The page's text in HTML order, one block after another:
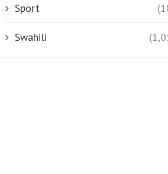
Sport
Swahili